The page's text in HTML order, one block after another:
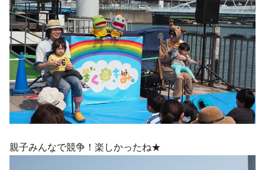
親子みんなで競争！楽しかったね★